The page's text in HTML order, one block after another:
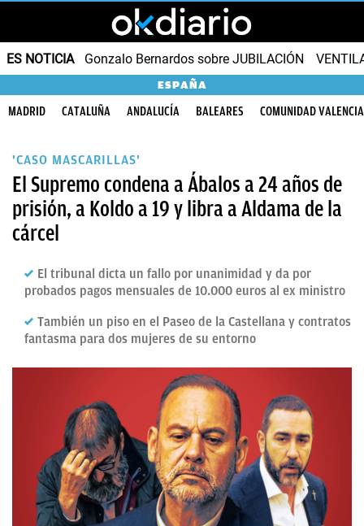
ES NOTICIA Gonzalo Bernardos sobre JUBILACIÓN
ESPAÑA
MADRID CATALUÑA ANDALUCÍA BALEARES COMUNIDAD
'CASO MASCARILLAS'
El Supremo condena a Ábalos a 24 años de
prisión, a Koldo a 19 y libra a Aldama de la
cárcel
El tribunal dicta un fallo por unanimidad y da por
probados pagos mensuales de 10.000 euros al ex ministro
También un piso en el Paseo de la Castellana y contratos
fantasma para dos mujeres de su entorno